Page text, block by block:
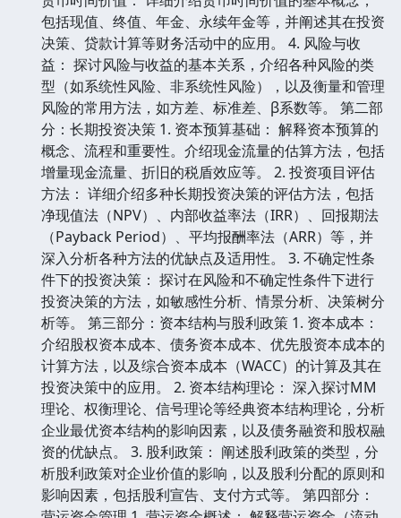
包括现值、终值、年金、永续年金等，并阐述其在投资
决策、贷款计算等财务活动中的应用。 4. 风险与收
益： 探讨风险与收益的基本关系，介绍各种风险的类
型（如系统性风险、非系统性风险），以及衡量和管理
风险的常用方法，如方差、标准差、β系数等。 第二部
分：长期投资决策 1. 资本预算基础： 解释资本预算的
概念、流程和重要性。介绍现金流量的估算方法，包括
增量现金流量、折旧的税盾效应等。 2. 投资项目评估
方法： 详细介绍多种长期投资决策的评估方法，包括
净现值法（NPV）、内部收益率法（IRR）、回报期法
（Payback Period）、平均报酬率法（ARR）等，并
深入分析各种方法的优缺点及适用性。 3. 不确定性条
件下的投资决策： 探讨在风险和不确定性条件下进行
投资决策的方法，如敏感性分析、情景分析、决策树分
析等。 第三部分：资本结构与股利政策 1. 资本成本：
介绍股权资本成本、债务资本成本、优先股资本成本的
计算方法，以及综合资本成本（WACC）的计算及其在
投资决策中的应用。 2. 资本结构理论： 深入探讨MM
理论、权衡理论、信号理论等经典资本结构理论，分析
企业最优资本结构的影响因素，以及债务融资和股权融
资的优缺点。 3. 股利政策： 阐述股利政策的类型，分
析股利政策对企业价值的影响，以及股利分配的原则和
影响因素，包括股利宣告、支付方式等。 第四部分：